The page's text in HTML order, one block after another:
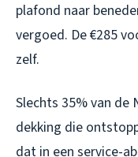
plafond naar
vergoed. De €285
zelf.
Slechts 35% van de
dekking die
dat in een service-